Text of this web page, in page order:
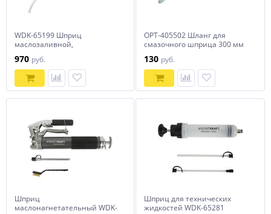
WDK-65199 Шприц
маслозаливной,
Wiederkraft
970 руб.
OPT-405502 Шланг для
смазочного шприца 300 мм
130 руб.
Шприц
маслонагнетательный WDK-
Шприц для технических
жидкостей WDK-65281